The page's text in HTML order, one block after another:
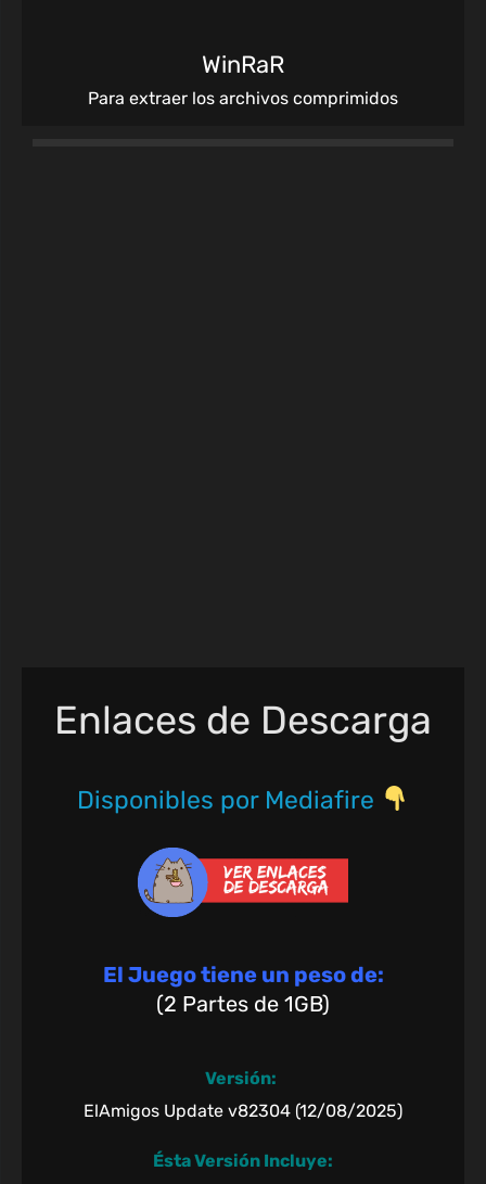
WinRaR
Para extraer los archivos comprimidos
Enlaces de Descarga
Disponibles por Mediafire
El Juego tiene un peso de:
(2 Partes de 1GB)
Versión:
ElAmigos Update v82304 (12/08/2025)
Ésta Versión Incluye: